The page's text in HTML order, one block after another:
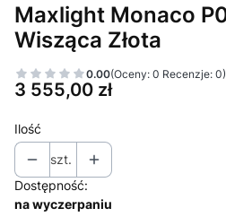
Maxlight Monaco
Wisząca Złota
0.00(Oceny: 0 Recenzje: 0)
Cena
3 555,00 zł
Ilość
szt.
Dostępność:
na wyczerpaniu